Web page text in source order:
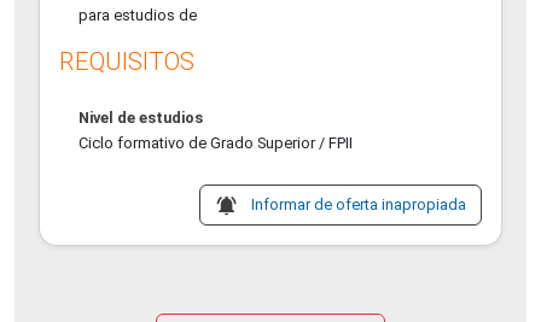
para estudios de
REQUISITOS
Nivel de estudios
Ciclo formativo de Grado Superior / FPII
notifications_active Informar de oferta inapropiada